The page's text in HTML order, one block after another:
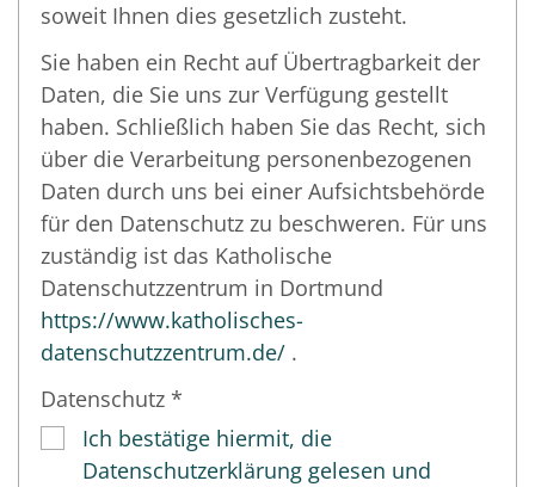
soweit Ihnen dies gesetzlich zusteht.
Sie haben ein Recht auf Übertragbarkeit der
Daten, die Sie uns zur Verfügung gestellt
haben. Schließlich haben Sie das Recht, sich
über die Verarbeitung personenbezogenen
Daten durch uns bei einer Aufsichtsbehörde
für den Datenschutz zu beschweren. Für uns
zuständig ist das Katholische
Datenschutzzentrum in Dortmund
https://www.katholisches-
datenschutzzentrum.de/ .
Datenschutz *
Ich bestätige hiermit, die
Datenschutzerklärung gelesen und